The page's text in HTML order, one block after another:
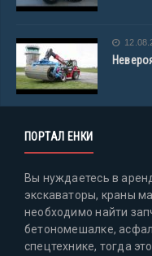
ПОРТАЛ ЕНКИ
Вы нуждаетесь в
экскаваторы, краны
необходимо найти
бетономешалке,
спецтехнике, тогда